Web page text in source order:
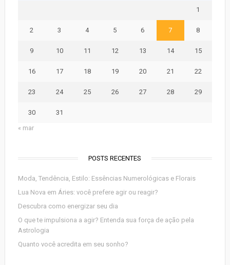
1
2 3 4 5 6 7 8
9 10 11 12 13 14 15
16 17 18 19 20 21 22
23 24 25 26 27 28 29
30
31
« mar
POSTS RECENTES
Moda, Tendência, Estilo: Essências Numerológicas e Florais
Lua Nova em Áries: você prefere agir ou reagir?
Descubra como energizar seu dia
O que te impulsiona a agir? Entenda sua força de ação pela
Astrologia
Quanto você acredita em seu sonho?